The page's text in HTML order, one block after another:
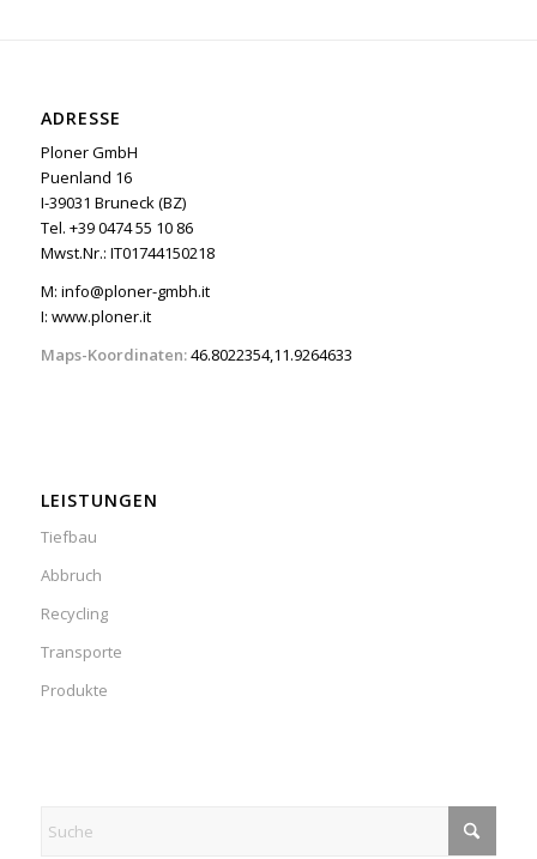
ADRESSE
Ploner GmbH
Puenland 16
I-39031 Bruneck (BZ)
Tel. +39 0474 55 10 86
Mwst.Nr.: IT01744150218
M: info@ploner-gmbh.it
I: www.ploner.it
Maps-Koordinaten:46.8022354,11.9264633
LEISTUNGEN
Tiefbau
Abbruch
Recycling
Transporte
Produkte